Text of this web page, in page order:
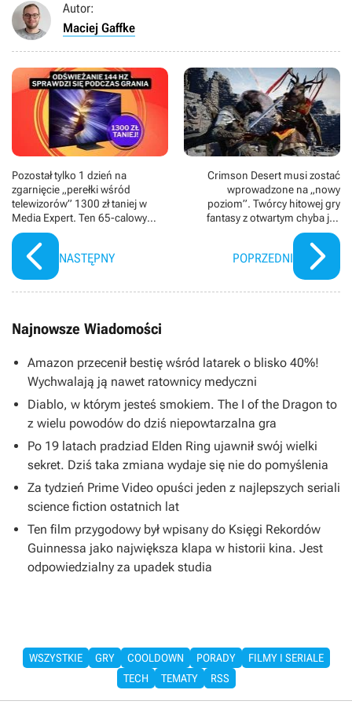
Autor:
Maciej Gaffke
Pozostał tylko 1 dzień na
zgarnięcie „perełki wśród
telewizorów” 1300 zł taniej w
Media Expert. Ten 65-calowy
OLED Samsunga sprawia, że
„kopara opada”
NASTĘPNY
Crimson Desert musi zostać
wprowadzone na „nowy
poziom”. Twórcy hitowej gry
fantasy z otwartym chyba już
wiedzą, co to dla nich oznacza
POPRZEDNI
Najnowsze Wiadomości
Amazon przecenił bestię wśród latarek o blisko 40%!
Wychwalają ją nawet ratownicy medyczni
Diablo, w którym jesteś smokiem. The I of the Dragon to
z wielu powodów do dziś niepowtarzalna gra
Po 19 latach pradziad Elden Ring ujawnił swój wielki
sekret. Dziś taka zmiana wydaje się nie do pomyślenia
Za tydzień Prime Video opuści jeden z najlepszych seriali
science fiction ostatnich lat
Ten film przygodowy był wpisany do Księgi Rekordów
Guinnessa jako największa klapa w historii kina. Jest
odpowiedzialny za upadek studia
WSZYSTKIE GRY COOLDOWN PORADY
FILMY I SERIALE
TECH
TEMATY RSS